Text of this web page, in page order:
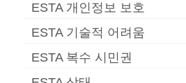
ESTA 개인정보 보호
ESTA 기술적 어려움
ESTA 복수 시민권